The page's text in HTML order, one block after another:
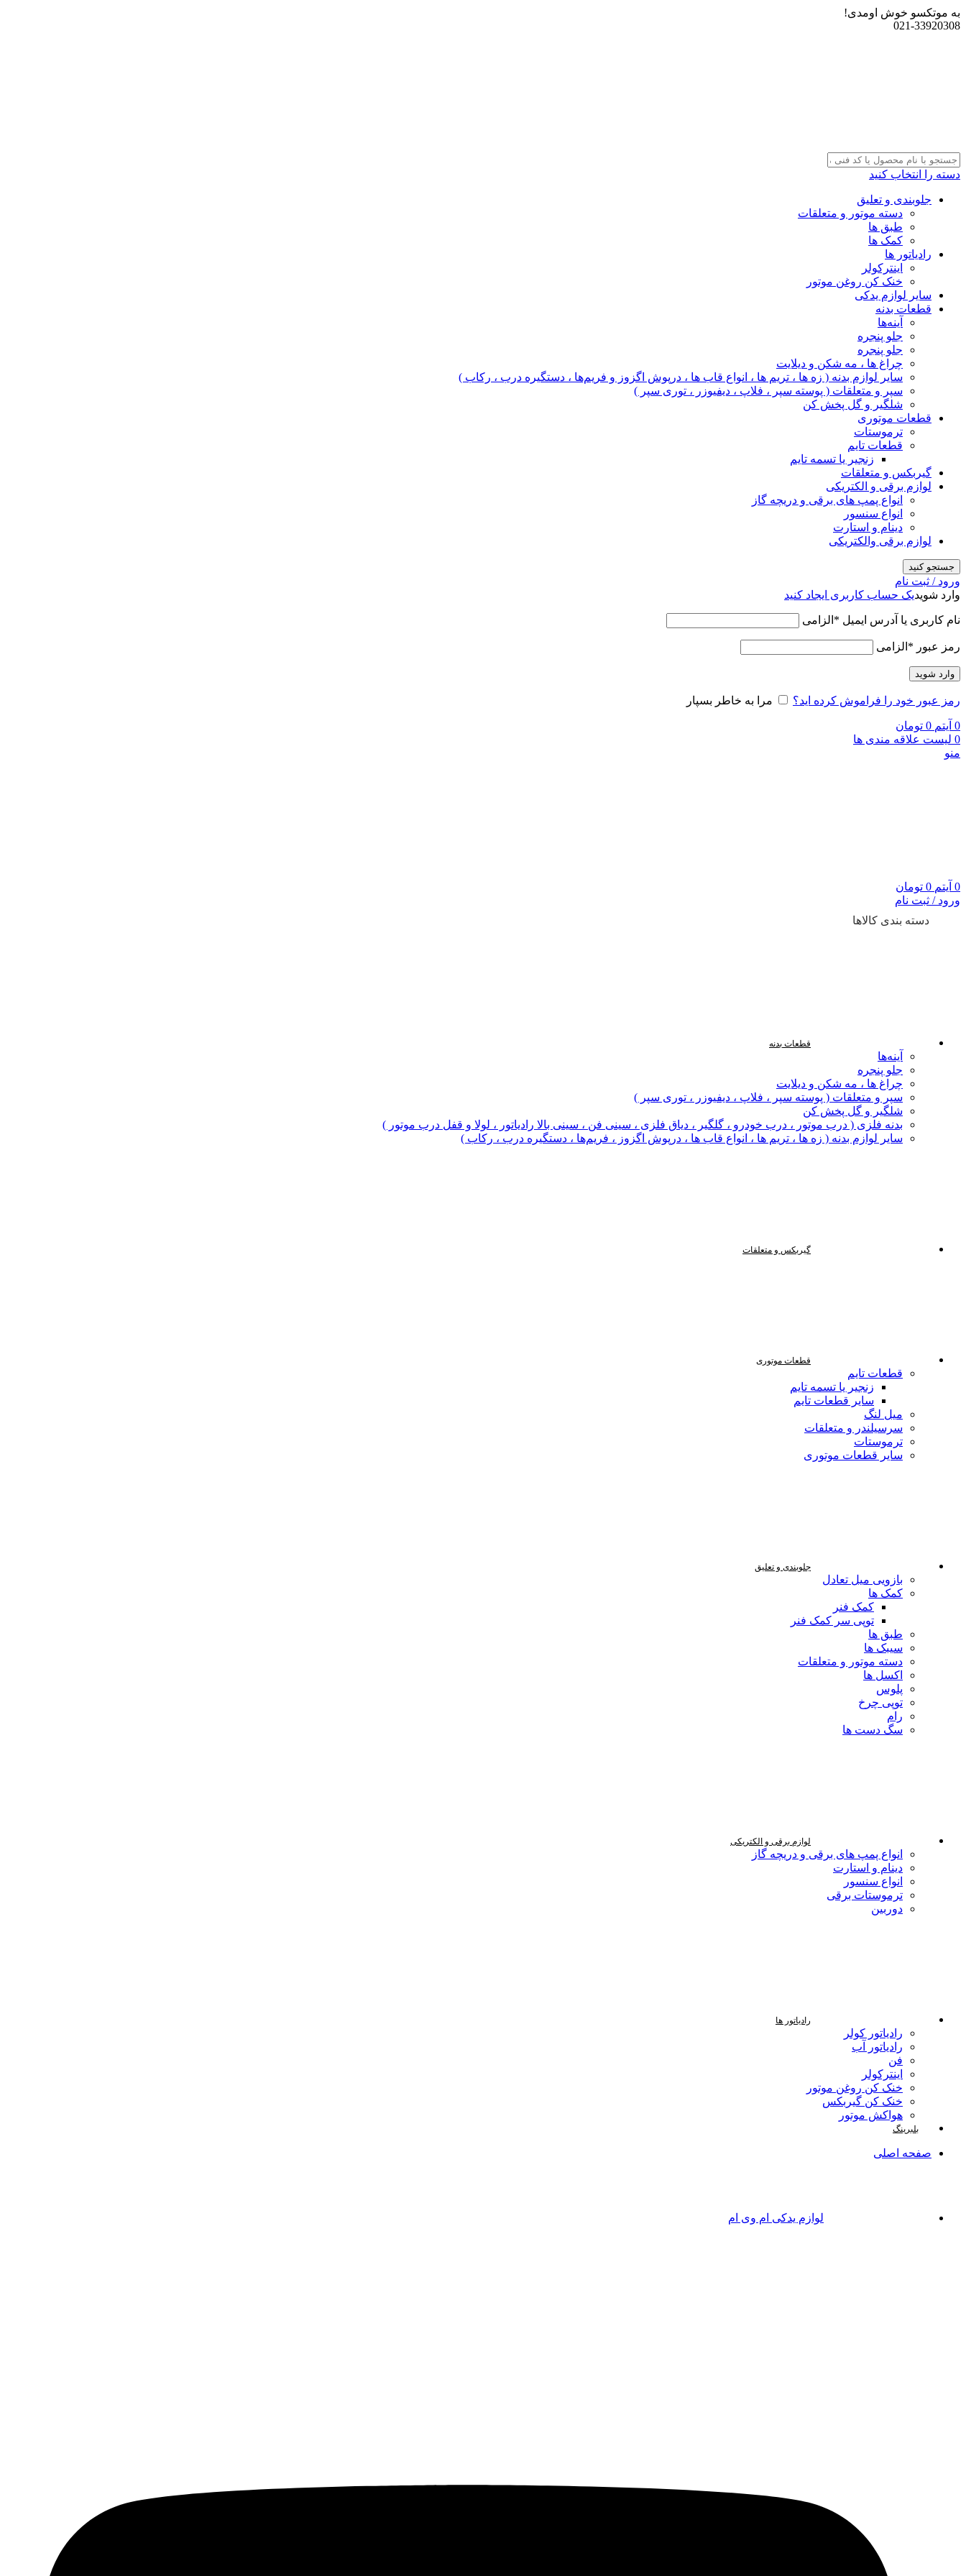
به موتکسو خوش اومدی!
021-33920308
دسته را انتخاب کنید
جلوبندی و تعلیق
دسته موتور و متعلقات
طبق ها
کمک ها
رادیاتور ها
اینترکولر
خنک کن روغن موتور
سایر لوازم یدکی
قطعات بدنه
آینه‌ها
جلو پنجره
جلو پنجره
چراغ‌ ها ، مه‌ شکن و دیلایت
سایر لوازم بدنه ( زه ها ، تریم ها ، انواع قاب ها ، درپوش اگزوز و فریم‌ها ، دستگیره درب ، رکاب )
سپر و متعلقات ( پوسته سپر ، فلاپ ، دیفیوزر ، توری سپر )
شلگیر و گل‌ پخش‌ کن
قطعات موتوری
ترموستات
قطعات تایم
زنجیر یا تسمه تایم
گیربکس و متعلقات
لوازم برقی و الکتریکی
انواع پمپ های برقی و دریچه گاز
انواع سنسور
دینام و استارت
لوازم برقی والکتریکی
جستجو کنید
ورود / ثبت نام
وارد شویدیک حساب کاربری ایجاد کنید
نام کاربری یا آدرس ایمیل * الزامی
رمز عبور * الزامی
وارد شوید
رمز عبور خود را فراموش کرده اید؟ مرا به خاطر بسپار
0 آیتم 0 تومان
0 لیست علاقه مندی ها
منو
0 آیتم 0 تومان
ورود / ثبت نام
دسته بندی کالاها
قطعات بدنه
آینه‌ها
جلو پنجره
چراغ‌ ها ، مه‌ شکن و دیلایت
سپر و متعلقات ( پوسته سپر ، فلاپ ، دیفیوزر ، توری سپر )
شلگیر و گل‌ پخش‌ کن
بدنه فلزی ( درب موتور ، درب خودرو ، گلگیر ، دیاق فلزی ، سینی فن ، سینی بالا رادیاتور ، لولا و قفل درب موتور )
سایر لوازم بدنه ( زه ها ، تریم ها ، انواع قاب ها ، درپوش اگزوز ، فریم‌ها ، دستگیره درب ، رکاب )
گیربکس و متعلقات
قطعات موتوری
قطعات تایم
زنجیر یا تسمه تایم
سایر قطعات تایم
میل لنگ
سرسیلندر و متعلقات
ترموستات
سایر قطعات موتوری
جلوبندی و تعلیق
بازویی میل تعادل
کمک ها
کمک فنر
توپی سر کمک فنر
طبق ها
سیبک ها
دسته موتور و متعلقات
اکسل ها
پلوس
توپی چرخ
رام
سگ دست ها
لوازم برقی و الکتریکی
انواع پمپ های برقی و دریچه گاز
دینام و استارت
انواع سنسور
ترموستات برقی
دوربین
رادیاتور ها
رادیاتور کولر
رادیاتور آب
فن
اینترکولر
خنک کن روغن موتور
خنک کن گیربکس
هواکش موتور
بلبرینگ
صفحه اصلی
لوازم یدکی ام وی ام